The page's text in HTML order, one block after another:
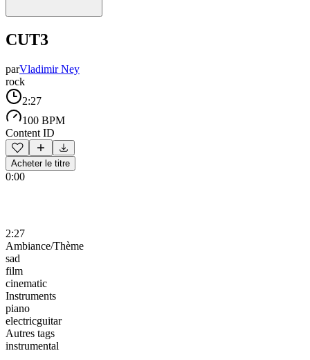
CUT3
parVladimir Ney
rock
2:27
100 BPM
Content ID
Acheter le titre
0:00
2:27
Ambiance/Thème
sad
film
cinematic
Instruments
piano
electricguitar
Autres tags
instrumental